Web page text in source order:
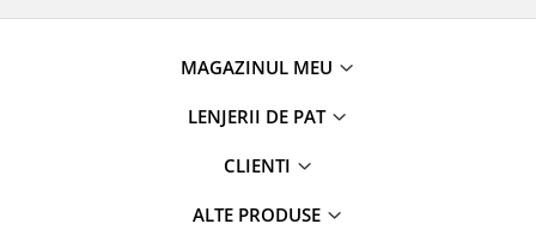
MAGAZINUL MEU
LENJERII DE PAT
CLIENTI
ALTE PRODUSE